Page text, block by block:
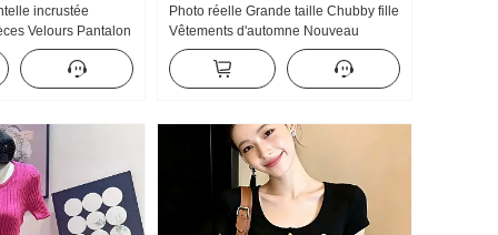
incrustée
Velours Pantalon
Nouveau Taille
Amincissant
Photo réelle Grande taille Chubby fille
Vêtements d'automne Nouveau
Irrégulier Oblique Réception
Boutonnage Base Top